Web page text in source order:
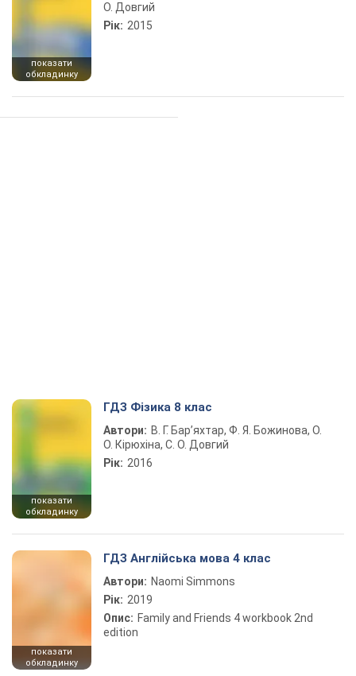
показати
обкладинку
О. Довгий
Рік: 2015
показати
обкладинку
ГДЗ Фізика 8 клас
Автори: В. Г. Бар’яхтар, Ф. Я. Божинова, О.
О. Кірюхіна, С. О. Довгий
Рік: 2016
показати
обкладинку
ГДЗ Англійська мова 4 клас
Автори: Naomi Simmons
Рік: 2019
Опис: Family and Friends 4 workbook 2nd
edition